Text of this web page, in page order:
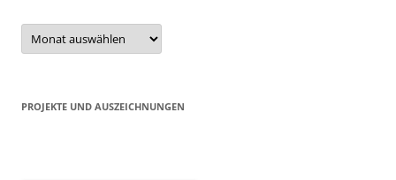
Beitragsarchiv
PROJEKTE UND AUSZEICHNUNGEN